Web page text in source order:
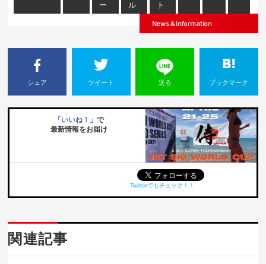
ー
ル
ト
News＆Information
シェア ツイート 送る ブックマーク
「いいね！」 で
最新情報をお届け
Twitterでもチェック！！
関連記事